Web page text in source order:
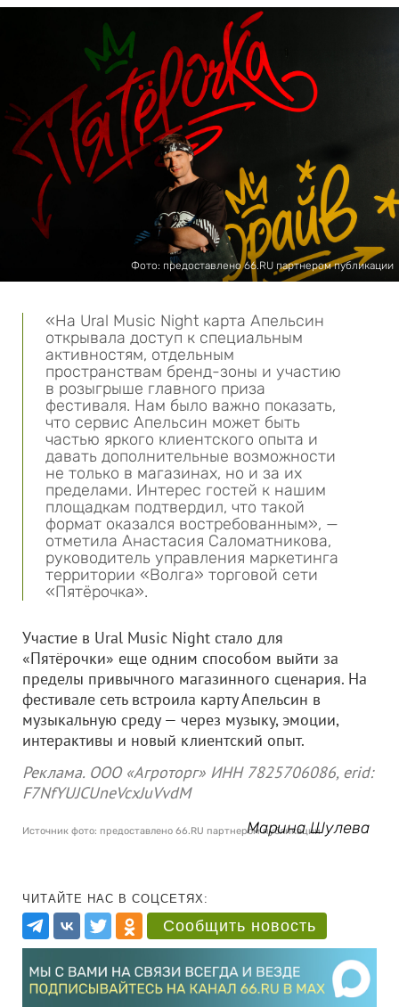
Фото: предоставлено 66.RU партнером публикации
«На Ural Music Night карта Апельсин
открывала доступ к специальным
активностям, отдельным
пространствам бренд-зоны и участию
в розыгрыше главного приза
фестиваля. Нам было важно показать,
что сервис Апельсин может быть
частью яркого клиентского опыта и
давать дополнительные возможности
не только в магазинах, но и за их
пределами. Интерес гостей к нашим
площадкам подтвердил, что такой
формат оказался востребованным», —
отметила Анастасия Саломатникова,
руководитель управления маркетинга
территории «Волга» торговой сети
«Пятёрочка».
Участие в Ural Music Night стало для
«Пятёрочки» еще одним способом выйти за
пределы привычного магазинного сценария. На
фестивале сеть встроила карту Апельсин в
музыкальную среду — через музыку, эмоции,
интерактивы и новый клиентский опыт.
Реклама. ООО «Агроторг» ИНН 7825706086, erid:
F7NfYUJCUneVcxJuVvdM
Источник фото: предоставлено 66.RU партнером публикации
Марина Шулева
ЧИТАЙТЕ НАС В СОЦСЕТЯХ:
Сообщить новость